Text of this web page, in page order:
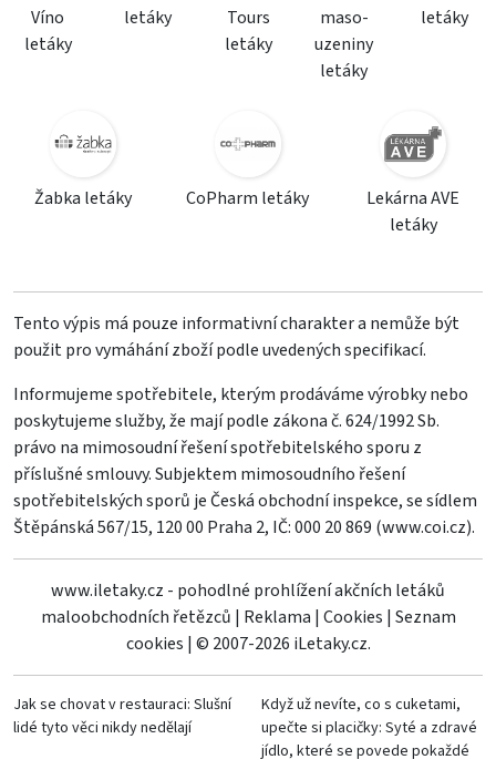
Víno
letáky
letáky
Tours
letáky
maso-
uzeniny
letáky
letáky
Žabka letáky CoPharm letáky
Lekárna AVE
letáky
Tento výpis má pouze informativní charakter a nemůže být
použit pro vymáhání zboží podle uvedených specifikací.
Informujeme spotřebitele, kterým prodáváme výrobky nebo
poskytujeme služby, že mají podle zákona č. 624/1992 Sb.
právo na mimosoudní řešení spotřebitelského sporu z
příslušné smlouvy. Subjektem mimosoudního řešení
spotřebitelských sporů je Česká obchodní inspekce, se sídlem
Štěpánská 567/15, 120 00 Praha 2, IČ: 000 20 869 (www.coi.cz).
www.iletaky.cz - pohodlné prohlížení akčních letáků
maloobchodních řetězců | Reklama | Cookies | Seznam
cookies | © 2007-2026 iLetaky.cz.
Jak se chovat v restauraci: Slušní
lidé tyto věci nikdy nedělají
Když už nevíte, co s cuketami,
upečte si placičky: Syté a zdravé
jídlo, které se povede pokaždé